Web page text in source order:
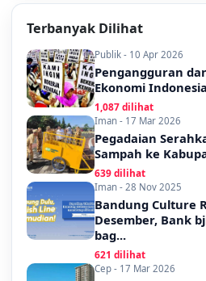
Terbanyak Dilihat
Publik - 10 Apr 2026
Pengangguran
Ekonomi Indonesia
1,087 dilihat
Iman - 17 Mar 2026
Pegadaian
Sampah ke
639 dilihat
Iman - 28 Nov 2025
Bandung Culture
Desember, Bank
bag...
621 dilihat
Cep - 17 Mar 2026